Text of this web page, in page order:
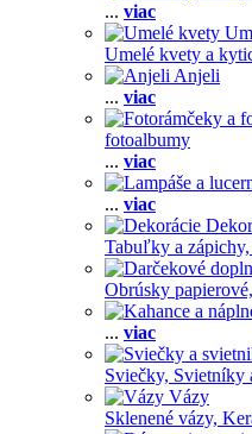
... viac
Umelé kvety a
Anjeli
... viac
fotoalbumy
... viac
... viac
Tabuľky a zápichy,
Obrúsky papierové,
... viac
Sviečky, Svietníky
Vázy
Sklenené vázy,